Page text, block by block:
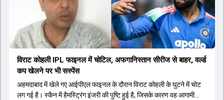
विराट कोहली IPL फाइनल में चोटिल, अफगानिस्तान सीरीज से बाहर, वर्ल्ड
कप खेलने पर भी सस्पेंस
अहमदाबाद में खेले गए आईपीएल फाइनल के दौरान विराट कोहली के घुटने में चोट
लग गई है। स्कैन में हैमस्ट्रिंग इंजरी की पुष्टि हुई है, जिसके कारण वह आगामी